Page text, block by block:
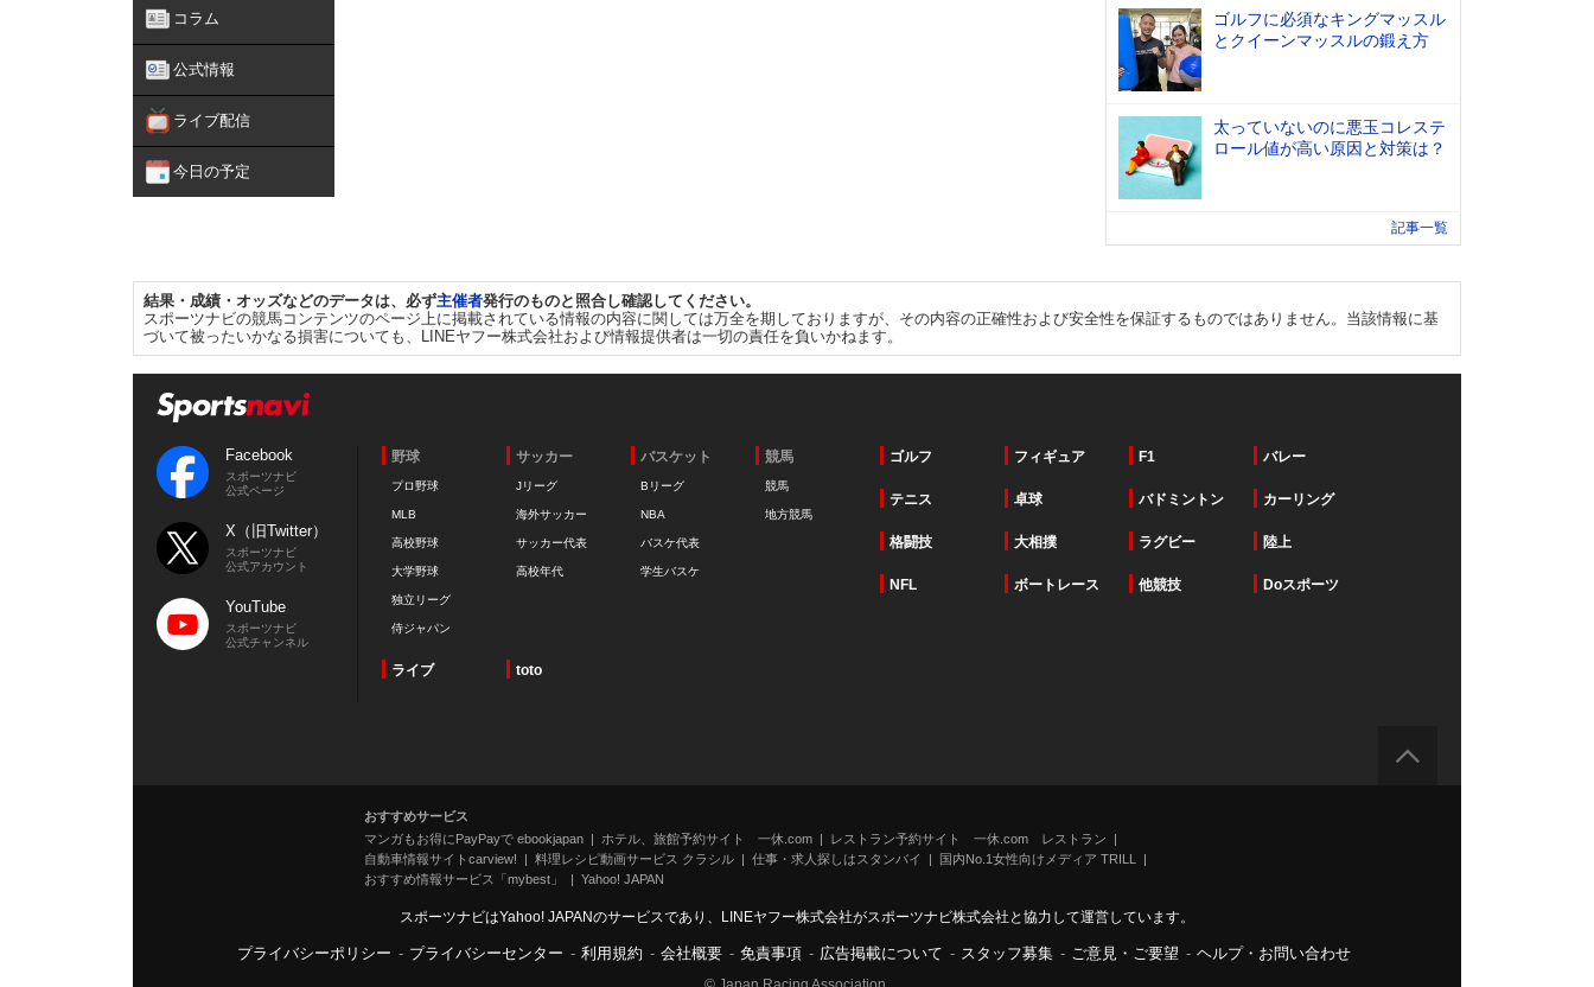
コラム
公式情報
ライブ配信
今日の予定
ゴルフに必須なキングマッスル
とクイーンマッスルの鍛え方
太っていないのに悪玉コレステ
ロール値が高い原因と対策は？
記事一覧
結果・成績・オッズなどのデータは、必ず主催者発行のものと照合し確認してください。
スポーツナビの競馬コンテンツのページ上に掲載されている情報の内容に関しては万全を期しておりますが、その内容の正確性および安全性を保証するものではありません。当該情報に基
づいて被ったいかなる損害についても、LINEヤフー株式会社および情報提供者は一切の責任を負いかねます。
Facebook
スポーツナビ
公式ページ
X（旧Twitter）
スポーツナビ
公式アカウント
YouTube
スポーツナビ
公式チャンネル
野球
プロ野球
MLB
高校野球
大学野球
独立リーグ
侍ジャパン
サッカー
Jリーグ
海外サッカー
サッカー代表
高校年代
バスケット
Bリーグ
NBA
バスケ代表
学生バスケ
競馬
競馬
地方競馬
ゴルフ フィギュア F1 バレー
テニス 卓球 バドミントン カーリング
格闘技 大相撲 ラグビー 陸上
NFL ボートレース 他競技 Doスポーツ
ライブ toto
おすすめサービス
マンガもお得にPayPayで ebookjapan
ホテル、旅館予約サイト 一休.com
レストラン予約サイト 一休.com レストラン
自動車情報サイトcarview!
料理レシピ動画サービス クラシル 仕事・求人探しはスタンバイ
国内No.1女性向けメディア TRILL
おすすめ情報サービス「mybest」
Yahoo! JAPAN
スポーツナビはYahoo! JAPANのサービスであり、LINEヤフー株式会社がスポーツナビ株式会社と協力して運営しています。
プライバシーポリシー - プライバシーセンター - 利用規約 - 会社概要 - 免責事項 - 広告掲載について - スタッフ募集 - ご意見・ご要望 - ヘルプ・お問い合わせ